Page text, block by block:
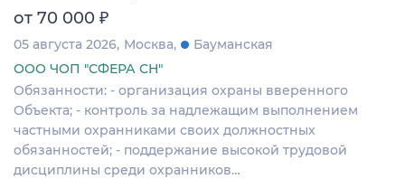
от 70 000 ₽
05 августа 2026 Москва
Бауманская
ООО ЧОП "СФЕРА СН"
Обязанности: - организация охраны вверенного
Объекта; - контроль за надлежащим выполнением
частными охранниками своих должностных
обязанностей; - поддержание высокой трудовой
дисциплины среди охранников…